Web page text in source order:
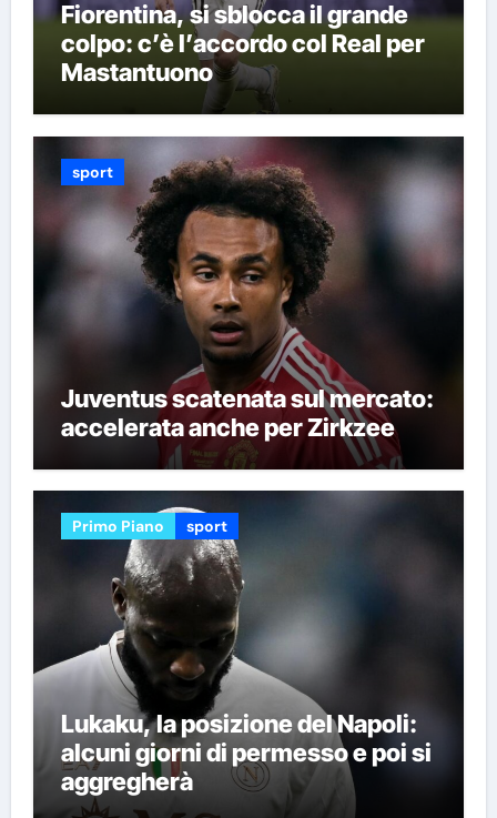
Fiorentina, si sblocca il grande
colpo: c’è l’accordo col Real per
Mastantuono
sport
Juventus scatenata sul mercato:
accelerata anche per Zirkzee
Primo Piano sport
Lukaku, la posizione del Napoli:
alcuni giorni di permesso e poi si
aggregherà